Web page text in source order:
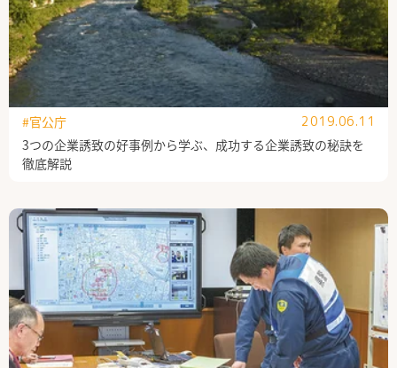
3つの企業誘致の好事例から学ぶ、成功する企業誘致の秘訣を
徹底解説
#官公庁 2019.06.11